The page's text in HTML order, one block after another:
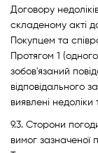
Договору
складеному акті
Покупцем та
Протягом 1
зобов'язаний
відповідального
виявлені
9.3. Сторони
вимог зазначеної